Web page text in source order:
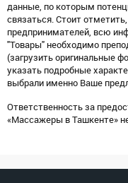
данные, по которым
связаться. Стоит
предпринимателей, всю
"Товары" необходимо
(загрузить оригинальные
указать подробные
выбрали именно Ваше
Ответственность за
«Массажеры в Ташкенте»